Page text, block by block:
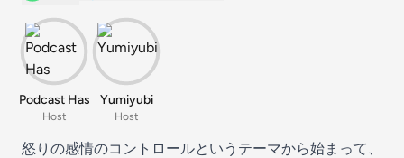
Podcast Has
Host
Yumiyubi
Host
怒りの感情のコントロールというテーマから始まって、